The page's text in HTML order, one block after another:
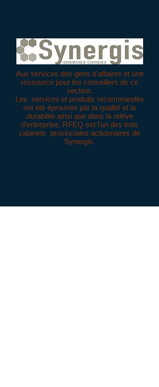
Aux services des gens d'affaires et une
ressource pour les conseillers de ce
secteur.
Les services et produits recommandés
ont été éprouvés par la qualité et la
durabilité ainsi que dans la relève
d'entreprise. RFEQ est l'un des trois
cabinets provinciales actionnaires de
Synergis.